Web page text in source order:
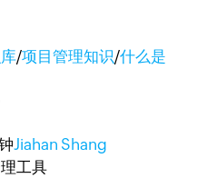
/项目管理知识/什么是
Jiahan Shang